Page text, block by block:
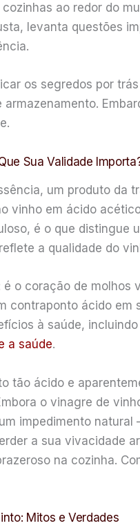
ao redor do
levanta questões
os segredos por
Sua Validade
um produto da
vinho em ácido
é o que distingue
a qualidade do
o coração de
contraponto ácido
à saúde,
a saúde.
tão ácido e
o vinagre de
impedimento
a sua vivacidade
na cozinha.
Mitos e Verdades